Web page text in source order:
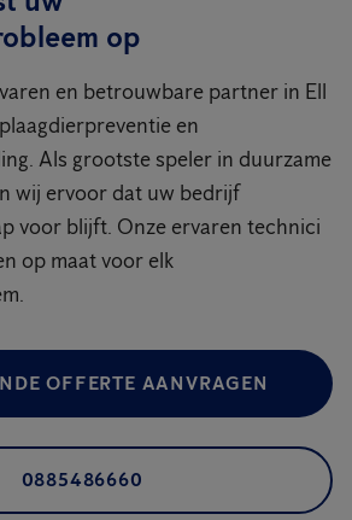
op
en betrouwbare partner in Ell
en
Als grootste speler in duurzame
wij ervoor dat uw bedrijf
voor blijft. Onze ervaren technici
op maat voor elk
OFFERTE AANVRAGEN
0885486660